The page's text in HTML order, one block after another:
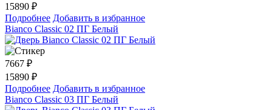
15890 ₽
Подробнее Добавить в избранное
Bianco Classic 02 ПГ Белый
7667 ₽
15890 ₽
Подробнее Добавить в избранное
Bianco Classic 03 ПГ Белый